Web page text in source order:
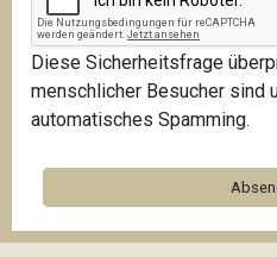
Diese Sicherheitsfrage
menschlicher Besucher sind
automatisches Spamming.